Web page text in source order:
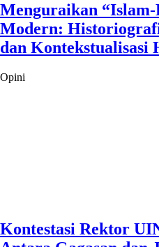
Menguraikan
Modern:
dan Kontekstualisasi
Opini
Kontestasi Rektor